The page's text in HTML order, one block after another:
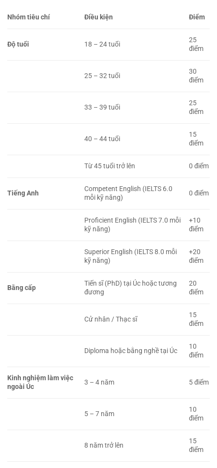
Nhóm tiêu chí Điều kiện Điểm
Độ tuổi 18 – 24 tuổi
25
điểm
25 – 32 tuổi
30
điểm
33 – 39 tuổi
25
điểm
40 – 44 tuổi
15
điểm
Từ 45 tuổi trở lên 0 điểm
Tiếng Anh
Competent English (IELTS 6.0
mỗi kỹ năng)
0 điểm
Proficient English (IELTS 7.0 mỗi
kỹ năng)
+10
điểm
Superior English (IELTS 8.0 mỗi
kỹ năng)
+20
điểm
Bằng cấp
Tiến sĩ (PhD) tại Úc hoặc tương
đương
20
điểm
Cử nhân / Thạc sĩ
15
điểm
Diploma hoặc bằng nghề tại Úc
10
điểm
Kinh nghiệm làm việc
ngoài Úc
3 – 4 năm 5 điểm
5 – 7 năm
10
điểm
8 năm trở lên
15
điểm